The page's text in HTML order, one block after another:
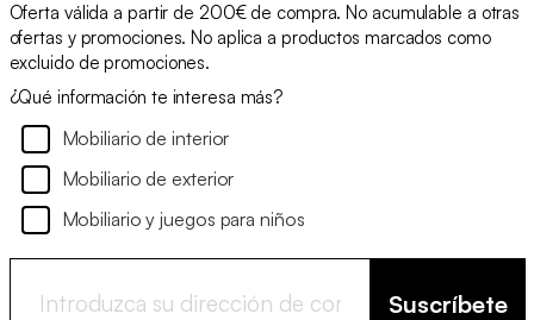
Oferta válida a partir de 200€ de compra. No acumulable a otras
ofertas y promociones. No aplica a productos marcados como
excluido de promociones.
¿Qué información te interesa más?
Mobiliario de interior
Mobiliario de exterior
Mobiliario y juegos para niños
Suscríbete